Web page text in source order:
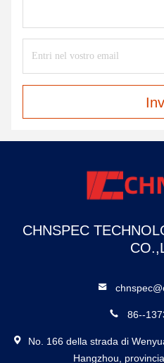
CHNSPEC
86--
No. 166 della strada di
Hangzhou,